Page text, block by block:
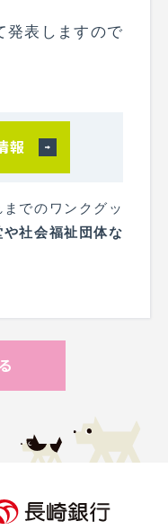
発表しますので
報
でのワンクグッ
社会福祉団体な